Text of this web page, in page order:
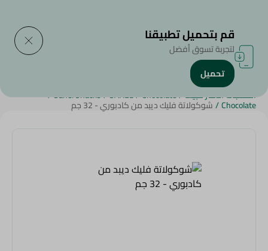
الرئيسية/المشروبات
المنتجات الأكثر مبيعاً/
Chocolate
/
SAHEL
/
Sahel Snacks
/
Chocolate
/شوكولاتة فليك ديبد من كادبوري - 32 جم
قم بتحميل تطبيقنا
لتجربة تسوق أفضل
تحميل